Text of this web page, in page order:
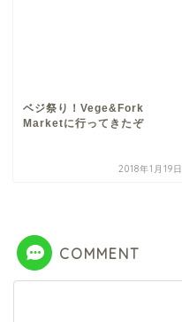
ベジ祭り！Vege&Fork
Marketに行ってきたぞ
2018年1月19日
COMMENT